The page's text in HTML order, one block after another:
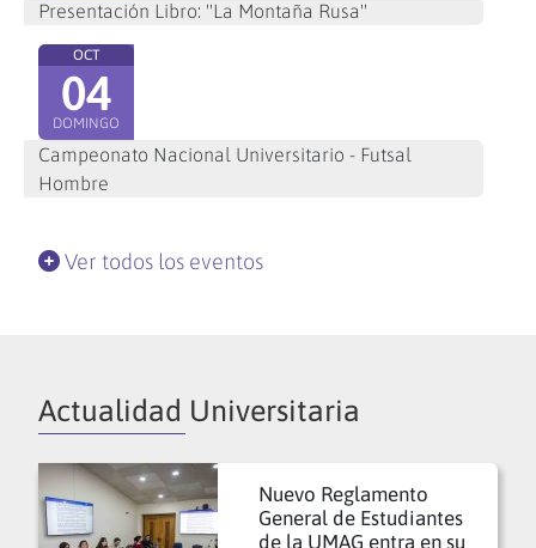
Presentación Libro: "La Montaña Rusa"
OCT
04
DOMINGO
Campeonato Nacional Universitario - Futsal
Hombre
Ver todos los eventos
Actualidad Universitaria
Nuevo Reglamento
General de Estudiantes
de la UMAG entra en su